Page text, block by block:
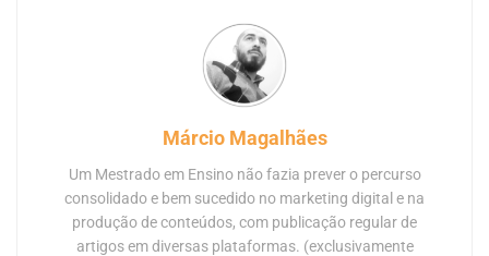
Márcio Magalhães
Um Mestrado em Ensino não fazia prever o percurso
consolidado e bem sucedido no marketing digital e na
produção de conteúdos, com publicação regular de
artigos em diversas plataformas. (exclusivamente